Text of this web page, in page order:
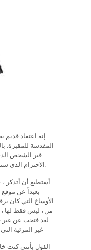
إنه اعتقاد قديم
المقدسة للمقبرة.
قبر الشخص
الاحترام الذي ستتبعه بسرعة سلسلة من الحظ السيئ.
أستطيع أن أتذكر
بعيداً عن
الأوساخ التي كان
من ، ليس فقط لها
لقد فتحت عن غير
غير المرئية
القول بأنني كنت